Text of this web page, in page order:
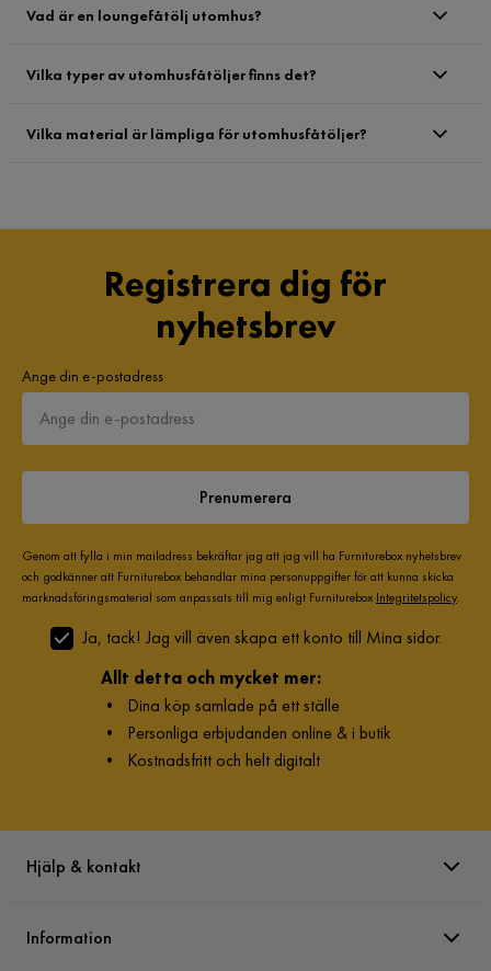
Vad är en loungefåtölj utomhus?
Vilka typer av utomhusfåtöljer finns det?
Vilka material är lämpliga för utomhusfåtöljer?
Registrera dig för
nyhetsbrev
Ange din e-postadress
Prenumerera
Genom att fylla i min mailadress bekräftar jag att jag vill ha Furniturebox nyhetsbrev
och godkänner att Furniturebox behandlar mina personuppgifter för att kunna skicka
marknadsföringsmaterial som anpassats till mig enligt Furniturebox Integritetspolicy.
Ja, tack! Jag vill även skapa ett konto till Mina sidor.
Allt detta och mycket mer:
• Dina köp samlade på ett ställe
• Personliga erbjudanden online & i butik
• Kostnadsfritt och helt digitalt
Hjälp & kontakt
Information